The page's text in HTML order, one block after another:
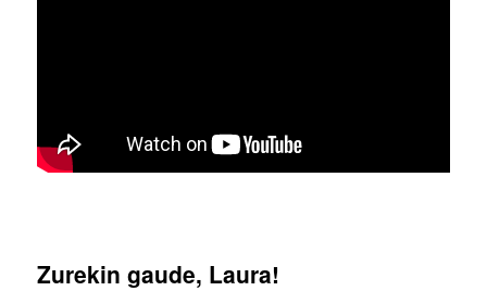
Zurekin gaude, Laura!